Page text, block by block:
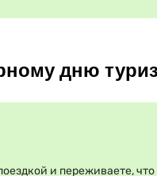
дню
и переживаете, что